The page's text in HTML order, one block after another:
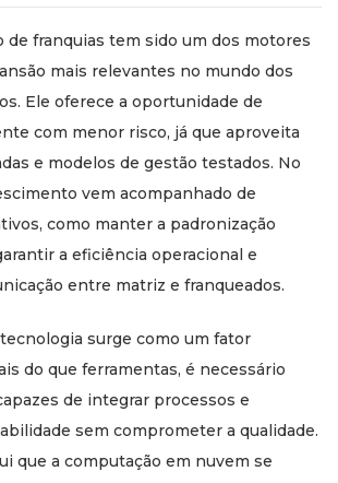
de franquias tem sido um dos motores
mais relevantes no mundo dos
Ele oferece a oportunidade de
com menor risco, já que aproveita
e modelos de gestão testados. No
vem acompanhado de
como manter a padronização
a eficiência operacional e
entre matriz e franqueados.
surge como um fator
do que ferramentas, é necessário
de integrar processos e
sem comprometer a qualidade.
que a computação em nuvem se